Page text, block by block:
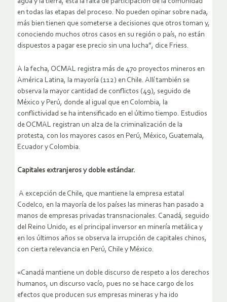
en todas las etapas del proceso. No pueden opinar sobre nada,
más bien tienen que someterse a decisiones que otros toman y,
conociendo muchos otros casos en su región o país, no están
dispuestos a pagar ese precio sin una lucha”, dice Friess.
A la fecha, OCMAL registra más de 470 proyectos mineros en
América Latina, la mayoría (112) en Chile. Allí también se
observa la mayor cantidad de conflictos (49), seguido de
México y Perú, donde al igual que en Colombia, la
conflictividad se ha intensificado en el último tiempo. Estudios
de OCMAL registran un alza de la criminalización de la
protesta, con los mayores casos en Perú, México, Guatemala,
Ecuador y Colombia.
Capitales extranjeros y doble estándar.
A excepción de Chile, que mantiene la empresa estatal
Codelco, en la mayoría de los países las mineras han pasado a
manos de empresas privadas transnacionales. Canadá, seguido
del Reino Unido, es el principal inversor en minería metálica y
en los últimos años se observa la irrupción de capitales chinos,
con cierta relevancia en Perú, Chile y México.
«Canadá mantiene un doble discurso de respeto a los derechos
humanos, un discurso vacío, pues no se hace cargo de los
efectos que producen sus empresas mineras y ha ido